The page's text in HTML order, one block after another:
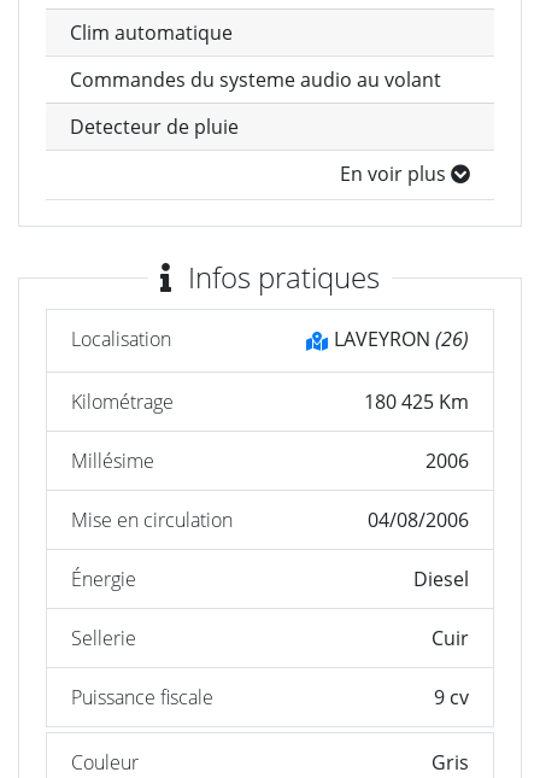
Clim automatique
Commandes du systeme audio au volant
Detecteur de pluie
En voir plus
Infos pratiques
Localisation LAVEYRON (26)
Kilométrage 180 425 Km
Millésime 2006
Mise en circulation 04/08/2006
Énergie Diesel
Sellerie Cuir
Puissance fiscale 9 cv
Couleur Gris